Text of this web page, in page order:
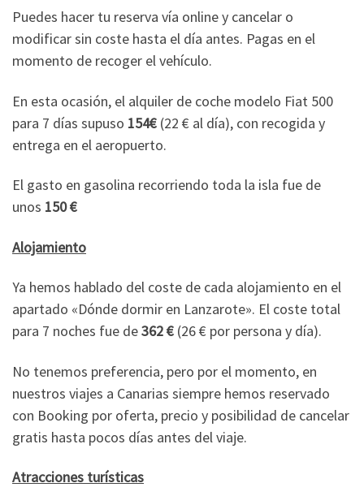
Puedes hacer tu reserva vía online y cancelar o
modificar sin coste hasta el día antes. Pagas en el
momento de recoger el vehículo.
En esta ocasión, el alquiler de coche modelo Fiat 500
para 7 días supuso 154€ (22 € al día), con recogida y
entrega en el aeropuerto.
El gasto en gasolina recorriendo toda la isla fue de
unos 150 €
Alojamiento
Ya hemos hablado del coste de cada alojamiento en el
apartado «Dónde dormir en Lanzarote». El coste total
para 7 noches fue de362 € (26 € por persona y día).
No tenemos preferencia, pero por el momento, en
nuestros viajes a Canarias siempre hemos reservado
con Booking por oferta, precio y posibilidad de cancelar
gratis hasta pocos días antes del viaje.
Atracciones turísticas